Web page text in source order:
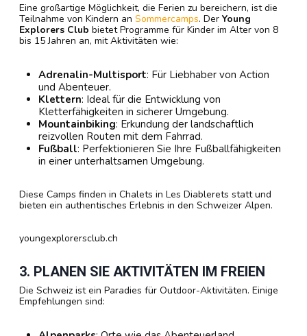
Eine großartige Möglichkeit, die Ferien zu bereichern, ist die
Teilnahme von Kindern an Sommercamps. Der Young
Explorers Club bietet Programme für Kinder im Alter von 8
bis 15 Jahren an, mit Aktivitäten wie:
Adrenalin-Multisport: Für Liebhaber von Action
und Abenteuer.
Klettern: Ideal für die Entwicklung von
Kletterfähigkeiten in sicherer Umgebung.
Mountainbiking: Erkundung der landschaftlich
reizvollen Routen mit dem Fahrrad.
Fußball: Perfektionieren Sie Ihre Fußballfähigkeiten
in einer unterhaltsamen Umgebung.
Diese Camps finden in Chalets in Les Diablerets statt und
bieten ein authentisches Erlebnis in den Schweizer Alpen.
youngexplorersclub.ch
3. PLANEN SIE AKTIVITÄTEN IM FREIEN
Die Schweiz ist ein Paradies für Outdoor-Aktivitäten. Einige
Empfehlungen sind: